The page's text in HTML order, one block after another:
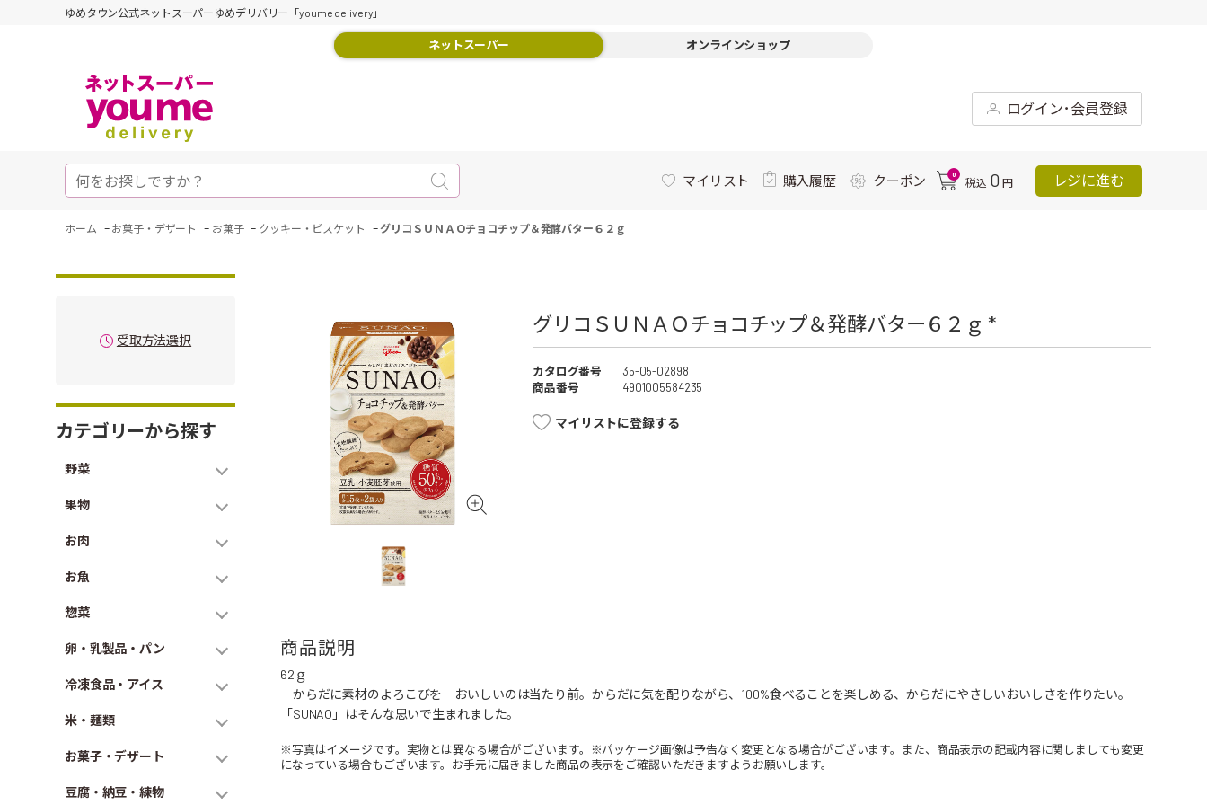
ゆめタウン公式ネットスーパーゆめデリバリー「youme delivery」
ネットスーパー オンラインショップ
ログイン･会員登録
マイリスト 購入履歴 クーポン 0
税込 0 円 レジに進む
ホーム - お菓子・デザート - お菓子 - クッキー・ビスケット -グリコＳＵＮＡＯチョコチップ＆発酵バター６２ｇ
受取方法選択
カテゴリーから探す
野菜
果物
お肉
お魚
惣菜
卵・乳製品・パン
冷凍食品・アイス
米・麺類
お菓子・デザート
豆腐・納豆・練物
グリコＳＵＮＡＯチョコチップ＆発酵バター６２ｇ *
カタログ番号
35-05-02898
商品番号
4901005584235
マイリストに登録する
商品説明
62ｇ
－からだに素材のよろこびを－おいしいのは当たり前。からだに気を配りながら、100%食べることを楽しめる、からだにやさしいおいしさを作りたい。
「SUNAO」はそんな思いで生まれました。
※写真はイメージです。実物とは異なる場合がございます。※パッケージ画像は予告なく変更となる場合がございます。また、商品表示の記載内容に関しましても変更
になっている場合もございます。お手元に届きました商品の表示をご確認いただきますようお願いします。